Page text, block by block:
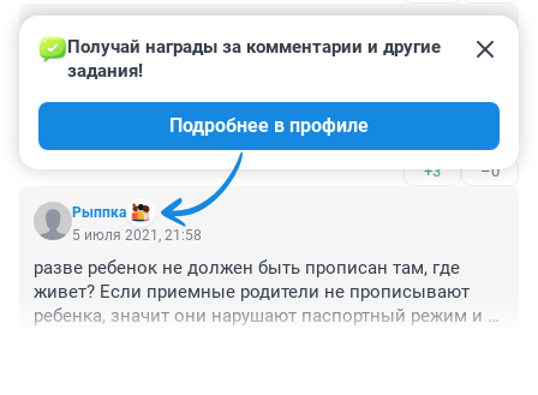
5 июля 2021, 22:55
Интересно, а к кому она хочет детей сирот пописать,
которые в детских домах выросли? к себе или куда?
И не покажут ли им потом средний пальчик, когда те
будут стоять в очереди на жилье. Постройте дома,
дайте квартиры, пусть прописываются в своем
законном жилье и проблема сама собой решится.
+3 –0
Рыппка
Получай награды за комментарии и другие
задания!
Подробнее в профиле
5 июля 2021, 21:58
разве ребенок не должен быть прописан там, где
живет? Если приемные родители не прописывают
ребенка, значит они нарушают паспортный режим и